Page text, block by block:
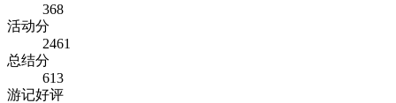
368
活动分
2461
总结分
613
游记好评